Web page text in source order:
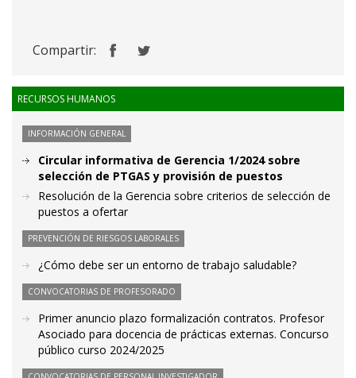
Compartir:
RECURSOS HUMANOS
INFORMACIÓN GENERAL
Circular informativa de Gerencia 1/2024 sobre
selección de PTGAS y provisión de puestos
Resolución de la Gerencia sobre criterios de selección de
puestos a ofertar
PREVENCIÓN DE RIESGOS LABORALES
¿Cómo debe ser un entorno de trabajo saludable?
CONVOCATORIAS DE PROFESORADO
Primer anuncio plazo formalización contratos. Profesor
Asociado para docencia de prácticas externas. Concurso
público curso 2024/2025